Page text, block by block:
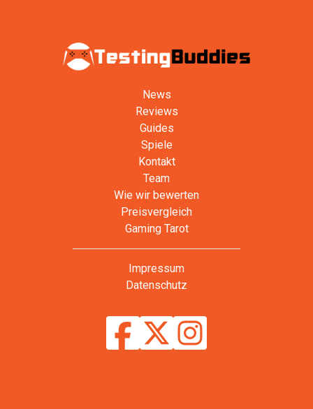
News
Reviews
Guides
Spiele
Kontakt
Team
Wie wir bewerten
Preisvergleich
Gaming Tarot
Impressum
Datenschutz